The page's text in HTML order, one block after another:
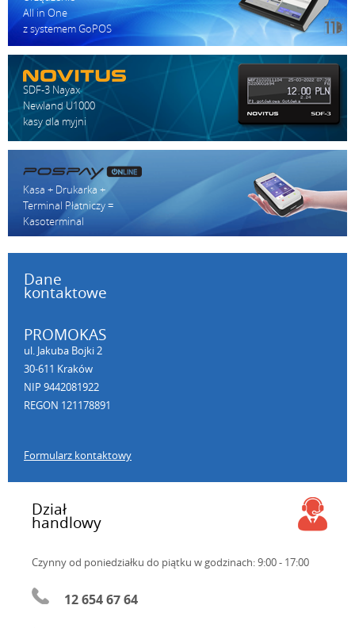
All in One
z systemem GoPOS
SDF-3 Nayax
Newland U1000
kasy dla myjni
Kasa + Drukarka +
Terminal Płatniczy =
Kasoterminal
Dane
kontaktowe
PROMOKAS
ul. Jakuba Bojki 2
30-611 Kraków
NIP 9442081922
REGON 121178891
Formularz kontaktowy
Dział
handlowy
Czynny od poniedziałku do piątku w godzinach: 9:00 - 17:00
12 654 67 64